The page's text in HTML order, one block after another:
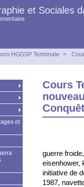
et Sociales
HGGSP Terminale >
Cours
guerre
eisenhower,
initiative de
1987,
et